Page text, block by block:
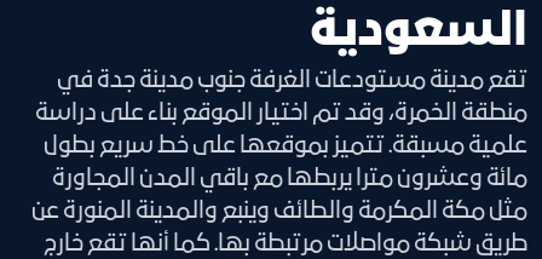
السعودية
تقع مدينة مستودعات الغرفة جنوب مدينة جدة في
منطقة الخمرة، وقد تم اختيار الموقع بناء على دراسة
علمية مسبقة. تتميز بموقعها على خط سريع بطول
مائة وعشرون مترا يربطها مع باقي المدن المجاورة
مثل مكة المكرمة والطائف وينبع والمدينة المنورة عن
طريق شبكة مواصلات مرتبطة بها. كما أنها تقع خارج